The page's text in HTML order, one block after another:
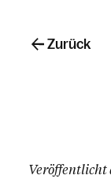
Veröffentlicht
Zurück